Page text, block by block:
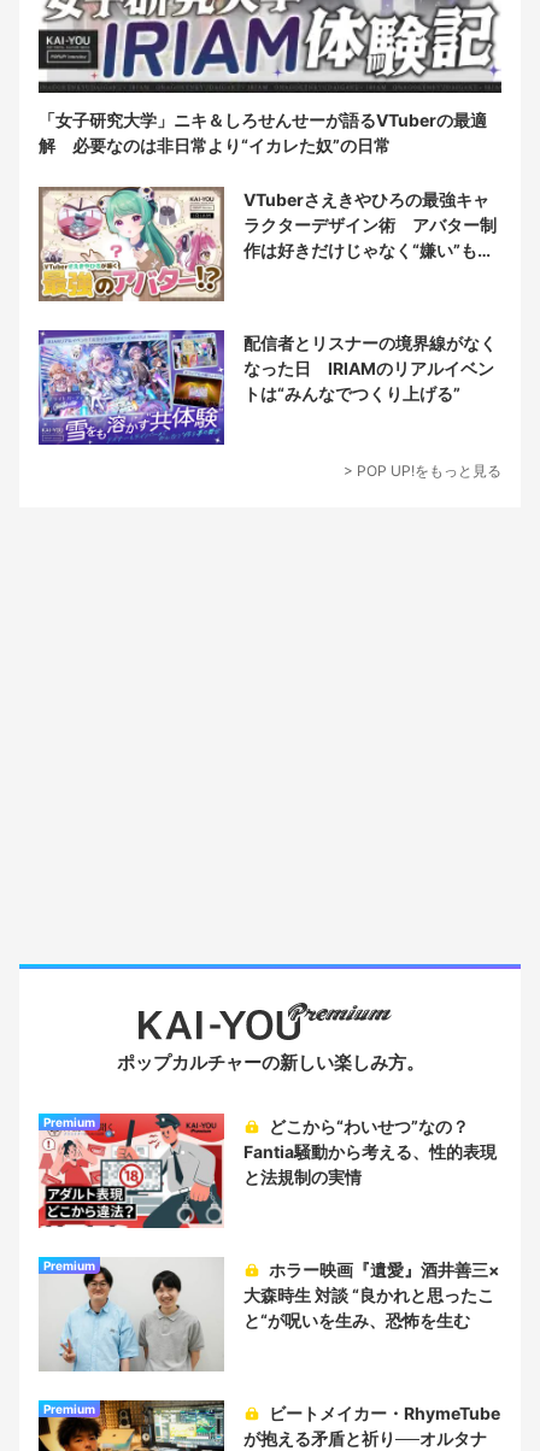
「女子研究大学」ニキ＆しろせんせーが語るVTuberの最適
解 必要なのは非日常より“イカレた奴”の日常
VTuberさえきやひろの最強キャ
ラクターデザイン術 アバター制
作は好きだけじゃなく“嫌い”もブ
配信者とリスナーの境界線がなく
なった日 IRIAMのリアルイベン
トは“みんなでつくり上げる”
> POP UP!をもっと見る
ポップカルチャーの新しい楽しみ方。
Premium
Fantia騒動から考える、性的表現
と法規制の実情
Premium
大森時生 対談 “良かれと思ったこ
と“が呪いを生み、恐怖を生む
Premium
が抱える矛盾と祈り──オルタナ